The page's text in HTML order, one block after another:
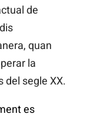
de
quan
la
del segle XX.
es